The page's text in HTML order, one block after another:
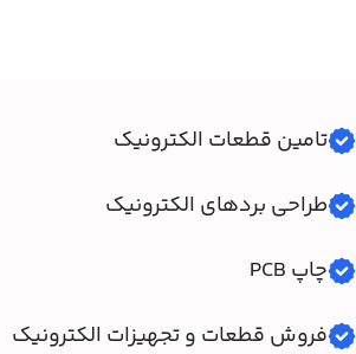
تامین قطعات الکترونیک
طراحی بردهای الکترونیک
چاپ PCB
فروش قطعات و تجهیزات الکترونیک